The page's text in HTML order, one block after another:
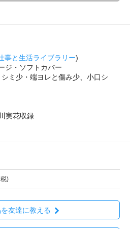
事と生活ライブラリー)
ジ・ソフトカバー
ミ少・端ヨレと傷み少、小口シ
実花収録
)
友達に教える